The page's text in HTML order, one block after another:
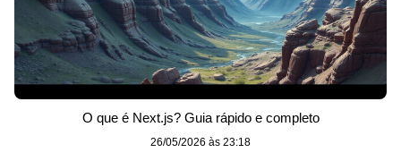
O que é Next.js? Guia rápido e completo
26/05/2026 às 23:18